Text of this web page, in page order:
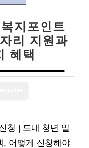
지포인트
리 지원과
혜택
청 | 도내 청년 일
, 어떻게 신청해야